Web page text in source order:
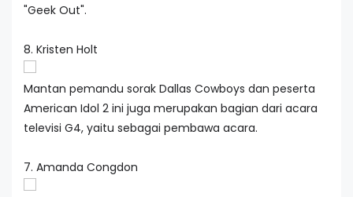
"Geek Out".
8. Kristen Holt
Mantan pemandu sorak Dallas Cowboys dan peserta
American Idol 2 ini juga merupakan bagian dari acara
televisi G4, yaitu sebagai pembawa acara.
7. Amanda Congdon